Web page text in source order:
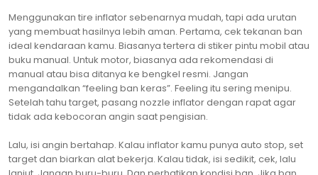
Menggunakan tire inflator sebenarnya mudah, tapi ada urutan
yang membuat hasilnya lebih aman. Pertama, cek tekanan ban
ideal kendaraan kamu. Biasanya tertera di stiker pintu mobil atau
buku manual. Untuk motor, biasanya ada rekomendasi di
manual atau bisa ditanya ke bengkel resmi. Jangan
mengandalkan “feeling ban keras”. Feeling itu sering menipu.
Setelah tahu target, pasang nozzle inflator dengan rapat agar
tidak ada kebocoran angin saat pengisian.
Lalu, isi angin bertahap. Kalau inflator kamu punya auto stop, set
target dan biarkan alat bekerja. Kalau tidak, isi sedikit, cek, lalu